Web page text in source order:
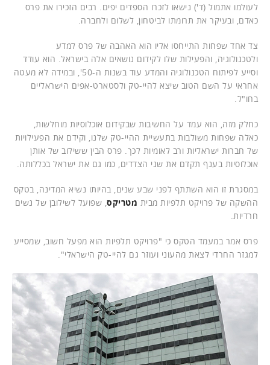
לעולמו אתמול (ד') נישאו לזכרו הספדים יפים. רבים הזכירו את פרס
כאדם, ובעיקר את תרומתו לביטחון, לשלום ולחברה.
צד אחד שפחות התייחסו אליו הוא האהבה של פרס למדע
ולטכנולוגיה, והפעילות שלו לקידום נושאים אלה בישראל. הוא עודד
וסייע לפיתוח הטכנולוגיה והמדע עוד בשנות ה-50', ובמידה לא מעטה
אחראי על השם הטוב שיצא להיי-טק ולסטארט-אפים הישראליים
בחו"ל.
כחלק מזה, הוא עמד על החשיבות שבקידום אוכלוסיות מוחלשות,
כאלה שפחות משולבות בתעשיית ההיי-טק שלנו, וקידם את הפעילויות
של חברות ישראליות ורב לאומיות לכך. פרס הבין ששילוב של אותן
אוכלוסיות בענף תקדם את שני הצדדים, כמו גם את ישראל בכללותה.
במסגרת זו הוא השתתף לפני שבע שנים, בהיותו נשיא המדינה, בטקס
ההשקה של פרויקט תלפיות מבית מטריקס, שפועל לשילובן של נשים
חרדיות.
פרס אמר במעמד הטקס כי "פרויקט תלפיות הוא מפעל חשוב, שמסייע
למגזר החרדי לצאת מהעוני ועוזר גם להיי-טק הישראלי".